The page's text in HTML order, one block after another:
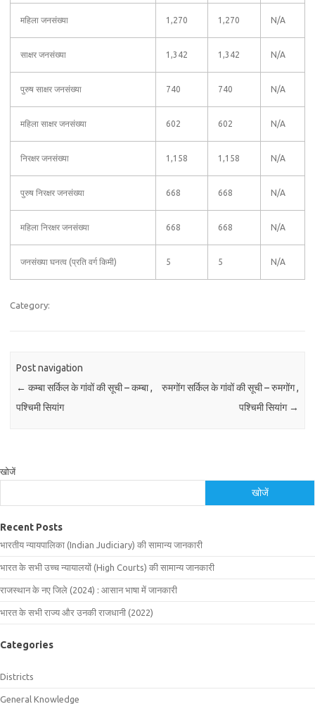
महिला जनसंख्या 1,270 1,270 N/A
साक्षर जनसंख्या 1,342 1,342 N/A
पुरुष साक्षर जनसंख्या 740 740 N/A
महिला साक्षर जनसंख्या 602 602 N/A
निरक्षर जनसंख्या 1,158 1,158 N/A
पुरुष निरक्षर जनसंख्या 668 668 N/A
महिला निरक्षर जनसंख्या 668 668 N/A
जनसंख्या घनत्व (प्रति वर्ग किमी) 5 5 N/A
Category:
Post navigation
← कम्बा सर्किल के गांवों की सूची – कम्बा ,
पश्चिमी सियांग
रुमगोंग सर्किल के गांवों की सूची – रुमगोंग ,
पश्चिमी सियांग →
खोजें
खोजें
Recent Posts
भारतीय न्यायपालिका (Indian Judiciary) की सामान्य जानकारी
भारत के सभी उच्च न्यायालयों (High Courts) की सामान्य जानकारी
राजस्थान के नए जिले (2024) : आसान भाषा में जानकारी
भारत के सभी राज्य और उनकी राजधानी (2022)
Categories
Districts
General Knowledge